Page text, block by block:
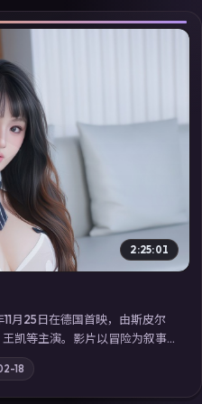
2:25:01
月25日在德国首映，由斯皮尔
凯等主演。影片以冒险为叙事
束前做出抉择；摄影与配乐强
免费观看高清电视剧在线看」
清在线追剧体验。
18